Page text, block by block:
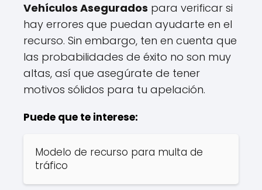
Vehículos Asegurados para verificar si
hay errores que puedan ayudarte en el
recurso. Sin embargo, ten en cuenta que
las probabilidades de éxito no son muy
altas, así que asegúrate de tener
motivos sólidos para tu apelación.
Puede que te interese:
Modelo de recurso para multa de
tráfico